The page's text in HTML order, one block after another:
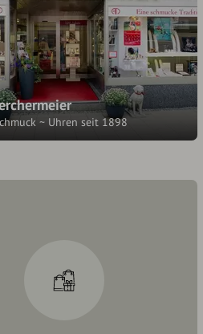
~ Uhren seit 1898